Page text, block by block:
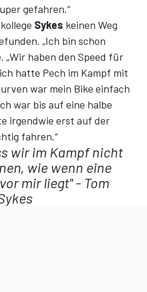
gefahren.“
Sykes keinen Weg
„Ich bin schon
„Wir haben den Speed für
hatte Pech im Kampf mit
war mein Bike einfach
war bis auf eine halbe
irgendwie erst auf der
fahren.“
wir im Kampf nicht
wie wenn eine
mir liegt" - Tom